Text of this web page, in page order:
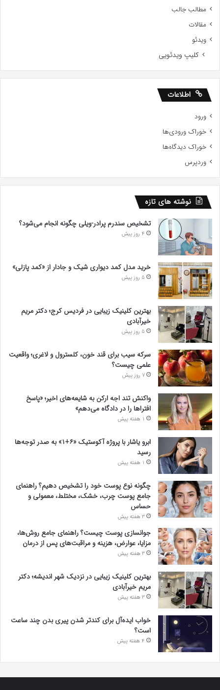
مطالب جالب
مقالات
ویدئو
کلیپ ویدئویی
اطلاعات
ورود
خوراک ورودی‌ها
خوراک دیدگاه‌ها
وردپرس
نوشته های تازه
تشخیص سندرم پرادر-ویلی چگونه انجام می‌شود؟
4 روز پیش
خرید مدل کمد دیواری شیک و جادار از «کمد پازلی»
5 روز پیش
بهترین کلینیک زیبایی در فردیس کرج؛ دکتر مریم
خیرآبادی
5 روز پیش
سرکه سیب برای قند خون، کلسترول و لاغری؛ واقعیت
علمی چیست؟
7 روز پیش
واکنش تند اجه ارکن به شایعه‌های اخیر؛ «پاسخ
افتراها را در دادگاه می‌دهم»
1 هفته پیش
ابرو یاشار با پروژه آکوستیک «۶+۱» به صدر توجه‌ها
رسید
1 هفته پیش
چگونه نوع پوست خود را تشخیص دهیم؟ راهنمای
جامع پوست چرب، خشک، مختلط، معمولی و
حساس
3 هفته پیش
جوانسازی پوست چیست؟ راهنمای جامع روش‌ها،
مزایا، عوارض، هزینه و مراقبت‌های پس از درمان
3 هفته پیش
بهترین کلینیک زیبایی در نزدیک شهر اندیشه؛ دکتر
مریم خیرآبادی
3 هفته پیش
خواب ایده‌آل برای کندتر شدن پیری بدن چند ساعت
است؟
4 هفته پیش